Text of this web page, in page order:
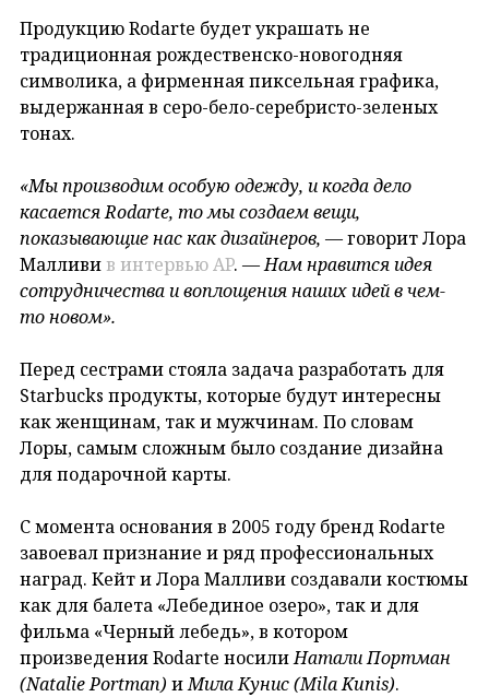
Продукцию Rodarte будет украшать не
традиционная рождественско-новогодняя
символика, а фирменная пиксельная графика,
выдержанная в серо-бело-серебристо-зеленых
тонах.
«Мы производим особую одежду, и когда дело
касается Rodarte, то мы создаем вещи,
показывающие нас как дизайнеров, — говорит Лора
Малливи в интервью AP. —Нам нравится идея
сотрудничества и воплощения наших идей в чем-
то новом».
Перед сестрами стояла задача разработать для
Starbucks продукты, которые будут интересны
как женщинам, так и мужчинам. По словам
Лоры, самым сложным было создание дизайна
для подарочной карты.
С момента основания в 2005 году бренд Rodarte
завоевал признание и ряд профессиональных
наград. Кейт и Лора Малливи создавали костюмы
как для балета «Лебединое озеро», так и для
фильма «Черный лебедь», в котором
произведения Rodarte носилиНатали Портман
(NataliePortman) иМила Кунис (MilaKunis).